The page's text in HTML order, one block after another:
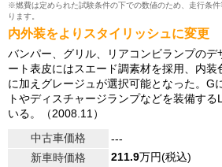
※燃費は定められた試験条件の下での数値のため、走行条
ります。
内外装をよりスタイリッシュに変更
バンパー、グリル、リアコンビランプのデ
ート表皮にはスエード調素材を採用、内装
に加えグレージュが選択可能となった。G
トやディスチャージランプなどを装備す
いる。（2008.11）
中古車価格
---
新車時価格
211.9万円(税込)